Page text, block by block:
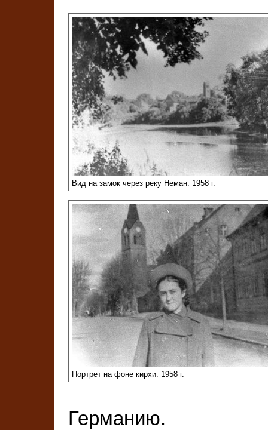
Вид на замок через реку Неман. 1958 г.
Портрет на фоне кирхи. 1958 г.
Германию.